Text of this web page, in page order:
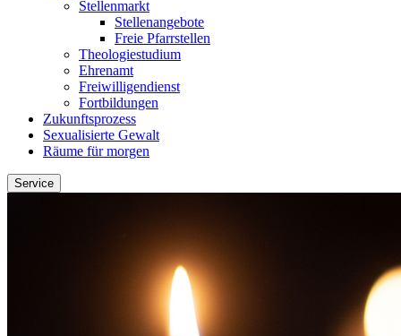
Stellenmarkt
Stellenangebote
Freie Pfarrstellen
Theologiestudium
Ehrenamt
Freiwilligendienst
Fortbildungen
Zukunftsprozess
Sexualisierte Gewalt
Räume für morgen
Service